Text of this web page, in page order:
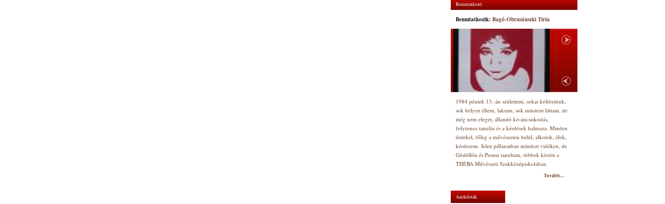
Bemutatkozó
Bemutatkozik: Bagó-Obrusánszki Tíria
1984 péntek 13.-án születtem, sokat költöztünk,
sok helyen éltem, laktam, sok mindent láttam, de
még nem eleget, állandó kíváncsiskodás,
folytonos tanulás és a kérdések halmaza. Minden
érdekel, főleg a művészeten belül, alkotok, élek,
kérdezem. Jelen pillanatban mindezt vidéken, de
Gödöllőn és Pesten tanultam, többek között a
THÉBA Művészeti Szakközépiskolában.
Tovább...
Anekdoták